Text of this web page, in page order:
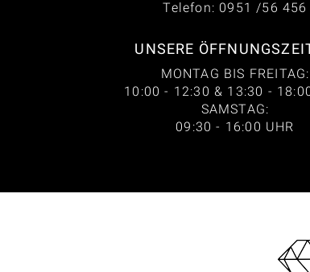
Telefon: 0951 /56 456
UNSERE
MONTAG BIS FREITAG:
10:00 - 12:30 & 13:30 -
SAMSTAG:
09:30 - 16:00 UHR